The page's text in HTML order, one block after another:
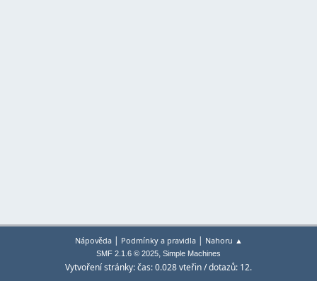
Nápověda| Podmínky a pravidla| Nahoru ▲
SMF 2.1.6 © 2025, Simple Machines
Vytvoření stránky: čas: 0.028 vteřin / dotazů: 12.